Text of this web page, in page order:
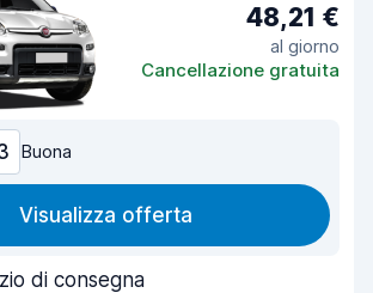
48,21 €
al giorno
Cancellazione gratuita
Buona
Visualizza offerta
di consegna